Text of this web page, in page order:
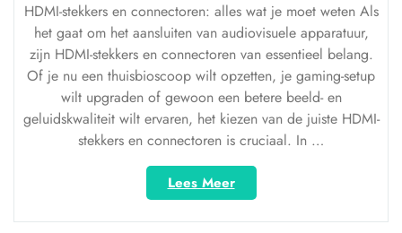
HDMI-stekkers en connectoren: alles wat je moet weten Als
het gaat om het aansluiten van audiovisuele apparatuur,
zijn HDMI-stekkers en connectoren van essentieel belang.
Of je nu een thuisbioscoop wilt opzetten, je gaming-setup
wilt upgraden of gewoon een betere beeld- en
geluidskwaliteit wilt ervaren, het kiezen van de juiste HDMI-
stekkers en connectoren is cruciaal. In …
Lees Meer“Alles
wat
je